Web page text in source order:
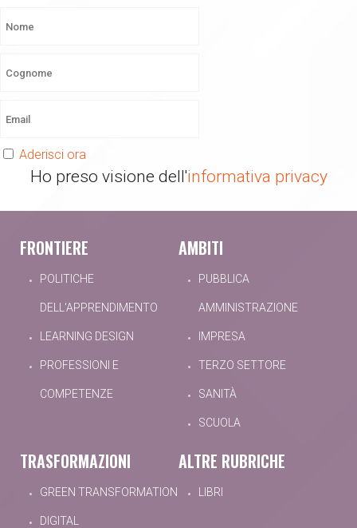
Aderisci ora
Ho preso visione dell'informativa privacy
FRONTIERE
POLITICHE
DELL'APPRENDIMENTO
LEARNING DESIGN
PROFESSIONI E
COMPETENZE
AMBITI
PUBBLICA
AMMINISTRAZIONE
IMPRESA
TERZO SETTORE
SANITÀ
SCUOLA
TRASFORMAZIONI
GREEN TRANSFORMATION
DIGITAL
ALTRE RUBRICHE
LIBRI